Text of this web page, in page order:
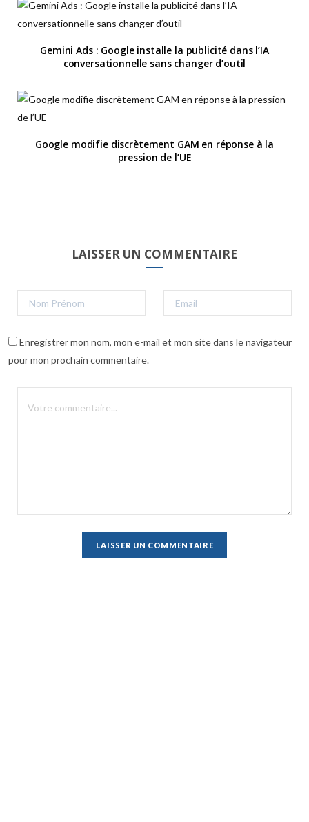
Gemini Ads : Google installe la publicité dans l’IA
conversationnelle sans changer d’outil
Google modifie discrètement GAM en réponse à la
pression de l’UE
LAISSER UN COMMENTAIRE
Enregistrer mon nom, mon e-mail et mon site dans le navigateur
pour mon prochain commentaire.